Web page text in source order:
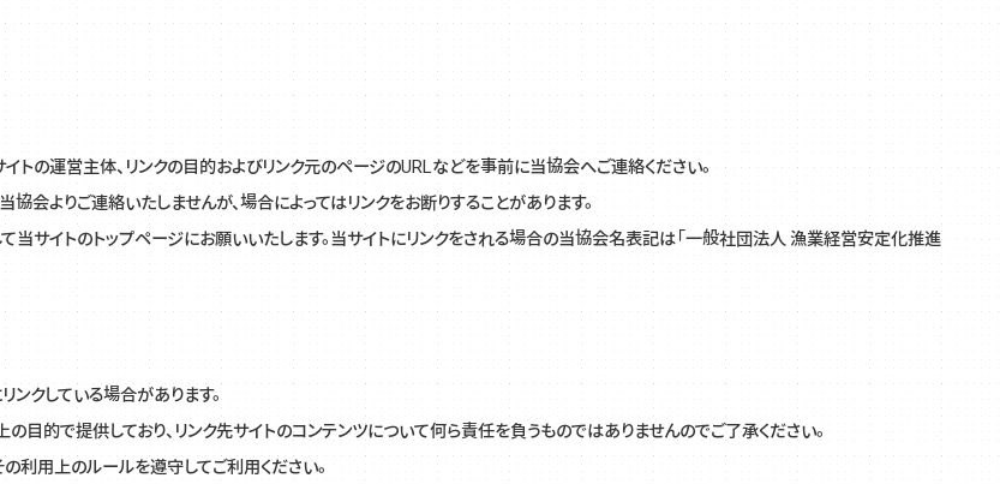
トの運営主体、リンクの目的およびリンク元のページのURLなどを事前に当協会へご連絡ください。
会よりご連絡いたしませんが、場合によってはリンクをお断りすることがあります。
当サイトのトップページにお願いいたします。当サイトにリンクをされる場合の当協会名表記は「一般社団法人 漁業経営安定化推進
クしている場合があります。
目的で提供しており、リンク先サイトのコンテンツについて何ら責任を負うものではありませんのでご了承ください。
利用上のルールを遵守してご利用ください。